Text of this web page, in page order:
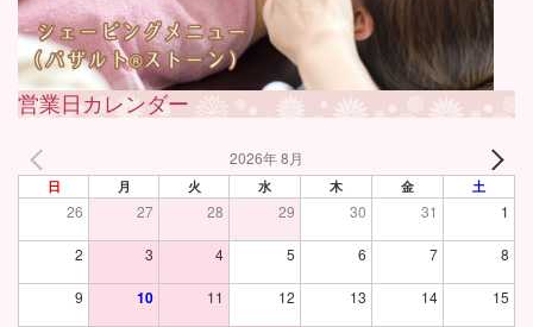
営業日カレンダー
2026年 8月
日 月 火 水 木 金 土
26 27 28 29 30 31 1
2 3 4 5 6 7 8
9 10 11 12 13 14 15